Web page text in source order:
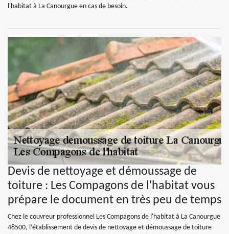
l'habitat à La Canourgue en cas de besoin.
Devis de nettoyage et démoussage de
toiture : Les Compagons de l'habitat vous
prépare le document en très peu de temps
Chez le couvreur professionnel Les Compagons de l'habitat à La Canourgue
48500, l’établissement de devis de nettoyage et démoussage de toiture